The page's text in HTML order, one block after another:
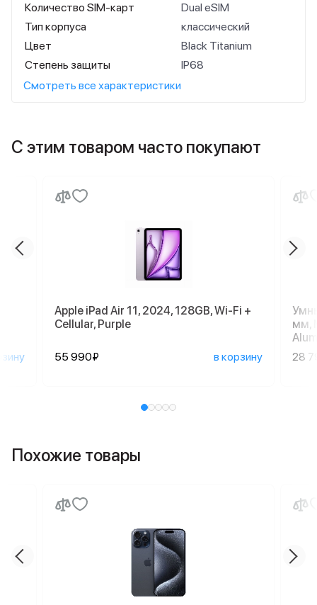
Количество SIM-карт
Dual eSIM
Тип корпуса
классический
Цвет
Black Titanium
Степень защиты
IP68
Смотреть все характеристики
С этим товаром часто покупают
Apple iPad Air 11, 2024, 128GB, Wi-Fi +
Cellular, Purple
55 990₽ в корзину
мм,
28
Похожие товары